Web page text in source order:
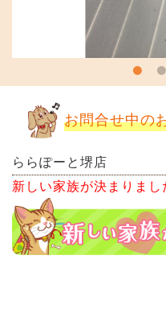
お問合せ中の
ららぽーと堺店
新しい家族が決まりま